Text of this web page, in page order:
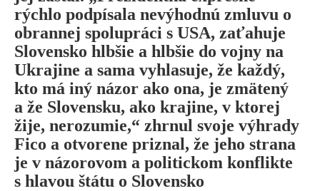
rýchlo podpísala nevýhodnú zmluvu o
obrannej spolupráci s USA, zaťahuje
Slovensko hlbšie a hlbšie do vojny na
Ukrajine a sama vyhlasuje, že každý,
kto má iný názor ako ona, je zmätený
a že Slovensku, ako krajine, v ktorej
žije, nerozumie,“ zhrnul svoje výhrady
Fico a otvorene priznal, že jeho strana
je v názorovom a politickom konflikte
s hlavou štátu o Slovensko